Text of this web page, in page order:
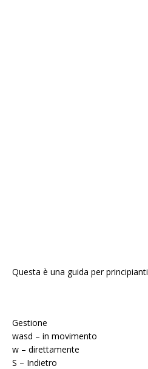
Questa è una guida per principianti
Gestione
wasd – in movimento
w – direttamente
S – Indietro